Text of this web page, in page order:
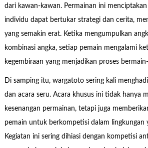
dari kawan-kawan. Permainan ini
individu dapat bertukar strategi dan cerita,
yang semakin erat. Ketika mengumpulkan
kombinasi angka, setiap pemain mengalami
kegembiraan yang menjadikan proses
Di samping itu, wargatoto sering kali
dan acara seru. Acara khusus ini tidak hanya
kesenangan permainan, tetapi juga
pemain untuk berkompetisi dalam lingkungan
Kegiatan ini sering dihiasi dengan kompetisi